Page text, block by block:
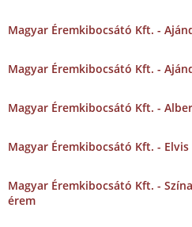
Magyar Éremkibocsátó Kft. -
Magyar Éremkibocsátó Kft. -
Magyar Éremkibocsátó Kft. -
Magyar Éremkibocsátó Kft. -
Magyar Éremkibocsátó Kft. -
érem